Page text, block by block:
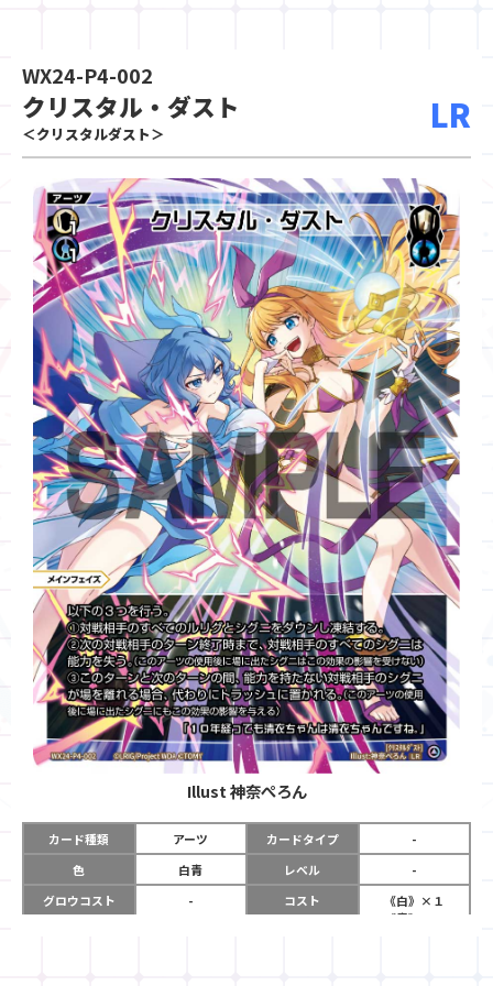
WX24-P4-002
クリスタル・ダスト
＜クリスタルダスト＞ LR
Illust神奈ぺろん
カード種類 アーツ カードタイプ
-
色
白青 レベル
-
グロウコスト
- コスト
《白》×１
《青》×１